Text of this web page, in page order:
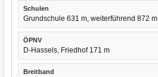
Schulen
Grundschule 631 m, weiterführend 872 m
ÖPNV
D-Hassels, Friedhof 171 m
Breitband